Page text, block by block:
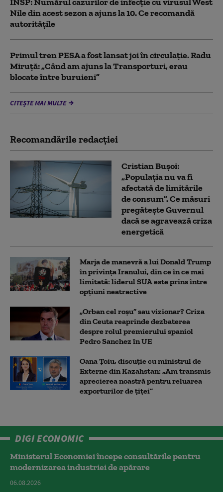
Nile din acest sezon a ajuns la 10. Ce recomandă
autoritățile
Primul tren PESA a fost lansat joi în circulație. Radu
Miruță: „Când am ajuns la Transporturi, erau
blocate între buruieni”
CITEȘTE MAI MULTE
Recomandările redacţiei
Cristian Bușoi:
„Populația nu va fi
afectată de limitările
de consum”. Ce măsuri
pregătește Guvernul
dacă se agravează criza
energetică
Marja de manevră a lui Donald Trump
în privința Iranului, din ce în ce mai
limitată: liderul SUA este prins între
opțiuni neatractive
„Orban cel roșu” sau vizionar? Criza
din Ceuta reaprinde dezbaterea
despre rolul premierului spaniol
Pedro Sanchez în UE
Oana Țoiu, discuție cu ministrul de
Externe din Kazahstan: „Am transmis
aprecierea noastră pentru reluarea
exporturilor de țiței”
DIGI ECONOMIC
Ministerul Economiei începe consultările pentru
modernizarea industriei de apărare
06.08.2026